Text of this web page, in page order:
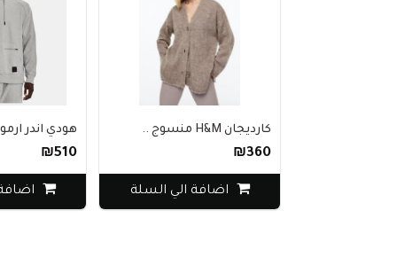
اضافة الي السلة
هودي اندر ارمور رجا..
اضافة الي